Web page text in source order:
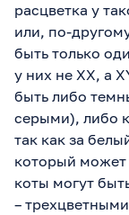
расцветка у
или, по-
быть только
у них не XX, а
быть либо
серыми), либо
так как за
который может
коты могут
–